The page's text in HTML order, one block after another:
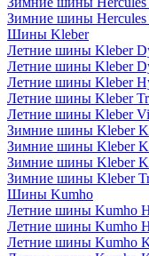
Зимние шины Hercules
Шины Kleber
Летние шины Kleber
Летние шины Kleber
Летние шины Kleber
Летние шины Kleber
Летние шины Kleber
Зимние шины Kleber
Зимние шины Kleber
Зимние шины Kleber
Зимние шины Kleber
Шины Kumho
Летние шины Kumho
Летние шины Kumho
Летние шины Kumho